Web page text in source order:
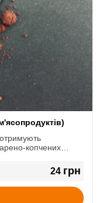
копчених
24 грн